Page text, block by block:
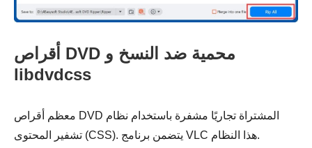
أقراص DVD محمية ضد النسخ و
libdvdcss
معظم أقراص DVD المشتراة تجاريًا مشفرة باستخدام نظام
تشفير المحتوى (CSS). يتضمن برنامج VLC هذا النظام.